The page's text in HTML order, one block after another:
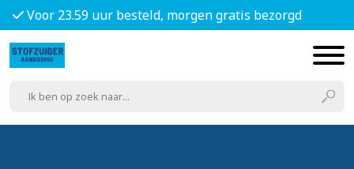
Voor 23.59 uur besteld, morgen gratis bezorgd